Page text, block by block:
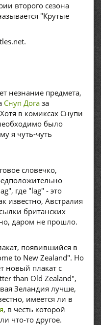
второго сезона
"Крутые
незнание предмета,
Снуп Дога за
в комиксах Снупи
было
я чуть-чуть
словечко,
где "lag" - это
известно, Австралия
британских
даром не прошло.
появившийся в
to New Zealand". Но
новый плакат с
than Old Zealand",
Зеландия лучше,
имеется ли в
, в честь которой
что-то другое.